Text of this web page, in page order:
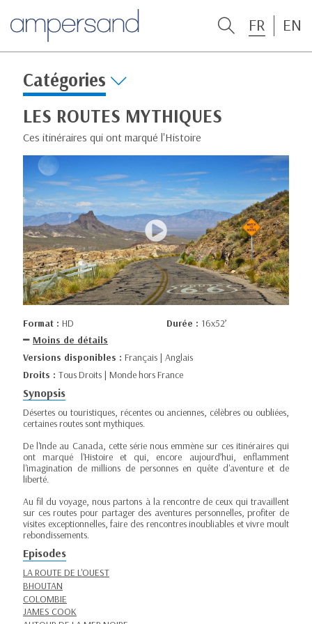
FR EN
Catégories
LES ROUTES MYTHIQUES
Ces itinéraires qui ont marqué l'Histoire
Format : HD Durée : 16x52’
Moins de détails
Versions disponibles : Français | Anglais
Droits : Tous Droits | Monde hors France
Synopsis
Désertes ou touristiques, récentes ou anciennes, célèbres ou oubliées,
certaines routes sont mythiques.
De l'Inde au Canada, cette série nous emmène sur ces itinéraires qui
ont marqué l'Histoire et qui, encore aujourd’hui, enflamment
l'imagination de millions de personnes en quête d'aventure et de
liberté.
Au fil du voyage, nous partons à la rencontre de ceux qui travaillent
sur ces routes pour partager des aventures personnelles, profiter de
visites exceptionnelles, faire des rencontres inoubliables et vivre moult
rebondissements.
Episodes
LA ROUTE DE L'OUEST
BHOUTAN
COLOMBIE
JAMES COOK